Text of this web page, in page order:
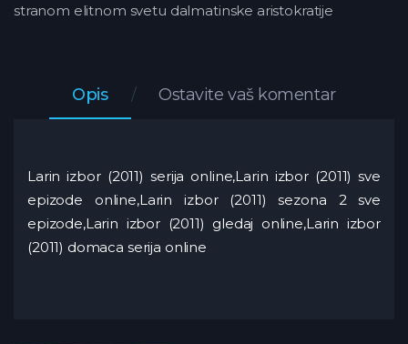
stranom elitnom svetu dalmatinske aristokratije
Opis Ostavite vaš komentar
Larin izbor (2011) serija online,Larin izbor (2011) sve
epizode online,Larin izbor (2011) sezona 2 sve
epizode,Larin izbor (2011) gledaj online,Larin izbor
(2011) domaca serija online